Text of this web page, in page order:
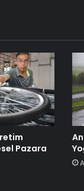
Pazara